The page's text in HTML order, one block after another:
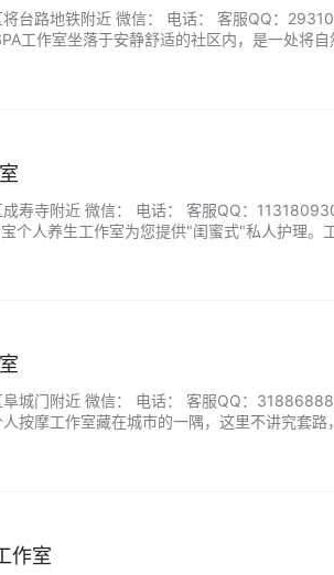
将台路地铁附近 微信： 电话： 客服QQ：
工作室坐落于安静舒适的社区内，是一处将
寿寺附近 微信： 电话： 客服QQ：
个人养生工作室为您提供"闺蜜式"私人护理。
阜城门附近 微信： 电话： 客服QQ：
按摩工作室藏在城市的一隅，这里不讲究套
作室